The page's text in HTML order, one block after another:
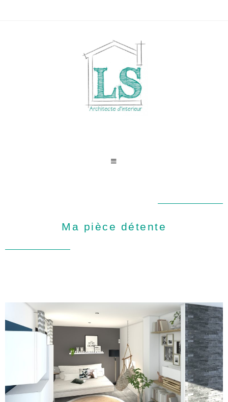
Ma pièce détente